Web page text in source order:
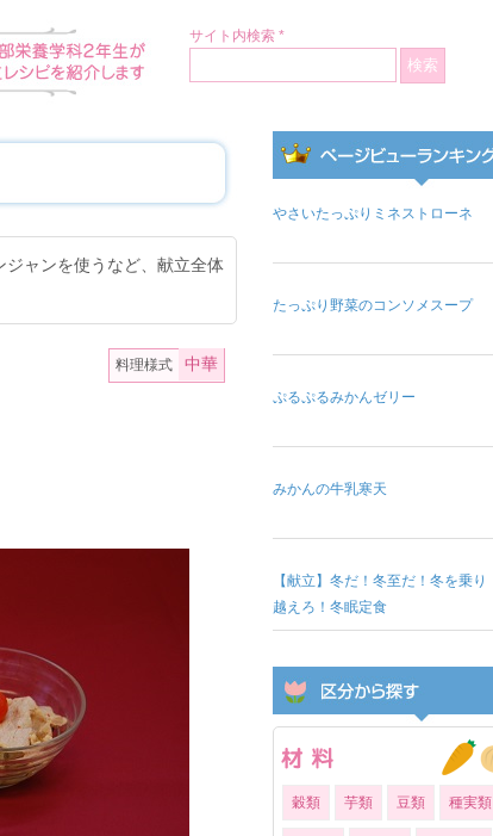
サイト内検索 *
ャンを使うなど、献立全体
料理様式 中華
やさいたっぷりミネストローネ
たっぷり野菜のコンソメスープ
ぷるぷるみかんゼリー
みかんの牛乳寒天
【献立】冬だ！冬至だ！冬を乗り
越えろ！冬眠定食
穀類 芋類 豆類 種実類